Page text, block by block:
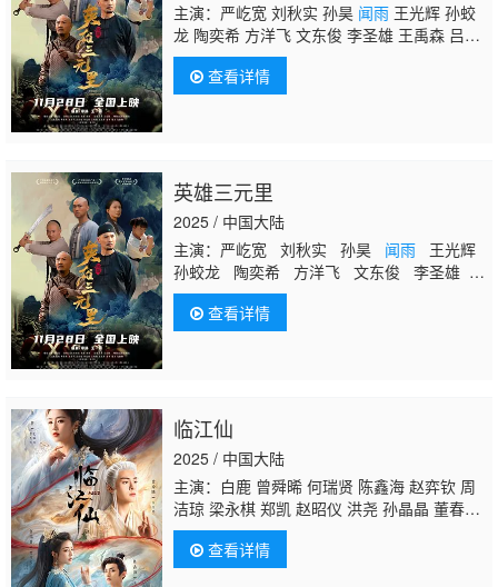
主演：严屹宽 刘秋实 孙昊 闻雨王光辉 孙蛟
龙 陶奕希 方洋飞 文东俊 李圣雄 王禹森 吕文
军 陆丰 爱多 马铁摩
查看详情
英雄三元里
2025 / 中国大陆
主演：严屹宽 刘秋实 孙昊 闻雨王光辉
孙蛟龙 陶奕希 方洋飞 文东俊 李圣雄
王禹森 吕文军 陆丰 爱多 马铁摩
查看详情
临江仙
2025 / 中国大陆
主演：白鹿 曾舜晞 何瑞贤 陈鑫海 赵弈钦 周
洁琼 梁永棋 郑凯 赵昭仪 洪尧 孙晶晶 董春
辉 潘宥诚 孙政 胡耘豪 张籽沐 金绪泽 罗泽
楷 弭金 张垒 袁大宝 王亭文 于荣光 黄奕 连
凯 张百乔 陈鹤一 赵晴 陈德容 左小青 信 林依
查看详情